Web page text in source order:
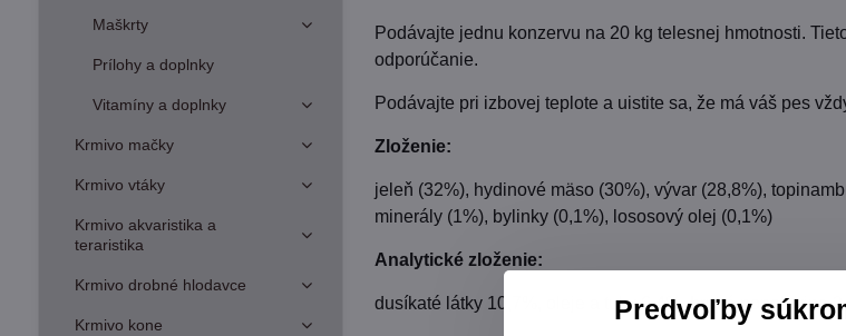
Podávajte jednu konzervu na 20 kg telesnej hmotnosti.
odporúčanie.
Podávajte pri izbovej teplote a uistite sa, že má váš pes
Zloženie:
jeleň (32%), hydinové mäso (30%), vývar (28,8%),
minerály (1%), bylinky (0,1%), lososový olej (0,1%)
Analytické zloženie:
dusíkaté látky 10,7%, oleje a tuky 6,4%, hrubá popolovina
Maškrty
Prílohy a doplnky
Vitamíny a doplnky
Krmivo mačky
Krmivo vtáky
Krmivo akvaristika a
teraristika
Krmivo drobné hlodavce
Krmivo kone Predvoľby